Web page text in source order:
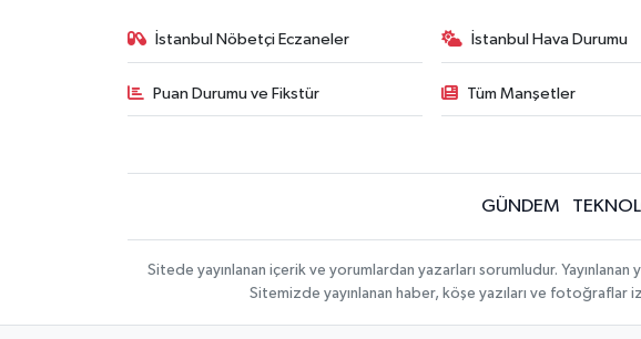
İstanbul Nöbetçi Eczaneler İstanbul Hava Durumu
Puan Durumu ve Fikstür Tüm Manşetler
GÜNDEM
Sitede yayınlanan içerik ve yorumlardan yazarları sorumludur.
Sitemizde yayınlanan haber, köşe yazıları ve fotoğraflar